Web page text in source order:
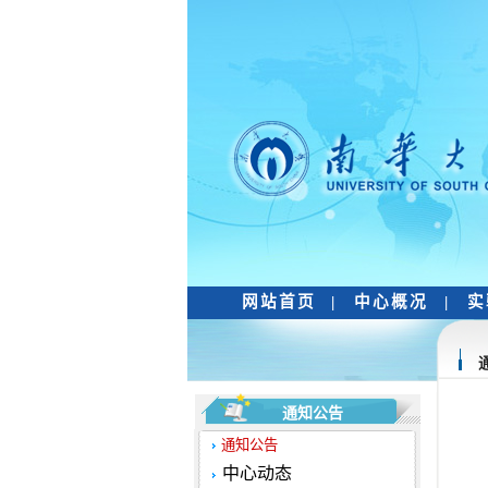
网站首页 | 中心概况 |
通知公告
通知公告
中心动态